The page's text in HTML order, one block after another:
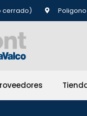
cerrado)